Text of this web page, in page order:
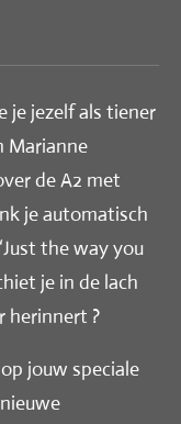
je jezelf als tiener
Marianne
de A2 met
je automatisch
the way you
je in de lach
herinnert ?
jouw speciale